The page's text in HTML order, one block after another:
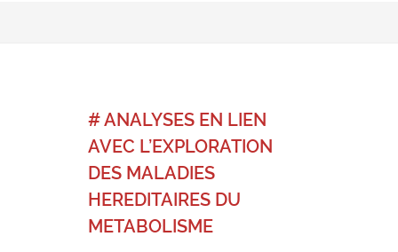
# ANALYSES EN LIEN
AVEC L’EXPLORATION
DES MALADIES
HEREDITAIRES DU
METABOLISME